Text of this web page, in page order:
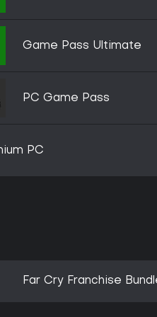
Game Pass Ultimate
PC Game Pass
PC
Far Cry Franchise